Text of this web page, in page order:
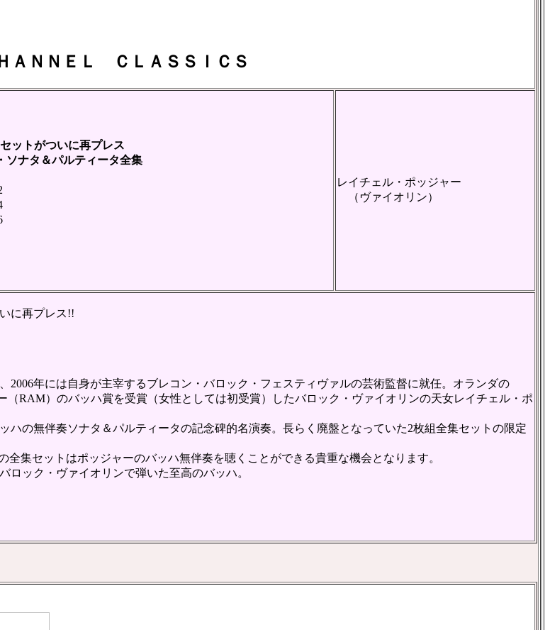
ＡＮＮＥＬ ＣＬＡＳＳＩＣＳ
ットがついに再プレス
ナタ＆パルティータ全集
レイチェル・ポッジャー
（ヴァイオリン）
に再プレス!!
年には自身が主宰するブレコン・バロック・フェスティヴァルの芸術監督に就任。オランダの
（RAM）のバッハ賞を受賞（女性としては初受賞）したバロック・ヴァイオリンの天女レイチェル・ポ
の無伴奏ソナタ＆パルティータの記念碑的名演奏。長らく廃盤となっていた2枚組全集セットの限定
集セットはポッジャーのバッハ無伴奏を聴くことができる貴重な機会となります。
ック・ヴァイオリンで弾いた至高のバッハ。